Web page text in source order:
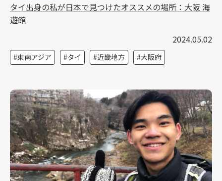
タイ出身の私が日本で見つけたオススメの場所：大阪 海
遊館
2024.05.02
東南アジア タイ 近畿地方 大阪府